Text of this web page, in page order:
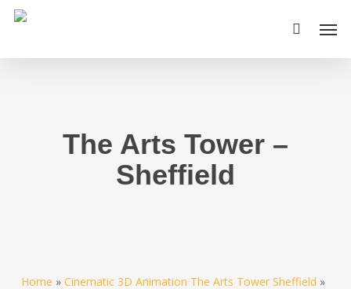
Skip
The Arts Tower –
Sheffield
Home » Cinematic 3D Animation The Arts Tower Sheffield »